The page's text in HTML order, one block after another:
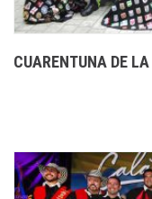
CUARENTUNA DE